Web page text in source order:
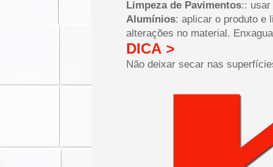
Limpeza de Pavimentos:: usar
Alumínios: aplicar o produto e
alterações no material.
DICA >
Não deixar secar nas